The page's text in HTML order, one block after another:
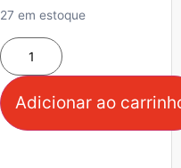
27 em estoque
Adicionar ao